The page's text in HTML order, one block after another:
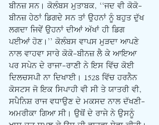
ਬੀਨਜ਼ ਸਨ। ਕੋਲੰਬਸ ਮੁਤਾਬਕ, ‘‘ਜਦ ਵੀ ਕੋਕੋ-
ਬੀਨਜ਼ ਹੇਠਾਂ ਡਿਗਦੇ ਸਨ ਤਾਂ ਉਹਨਾਂ ਨੂੰ ਬਹੁਤ ਦੁੱਖ
ਲਗਦਾ ਜਿਵੇਂ ਉਹਨਾਂ ਦੀਆਂ ਅੱਖਾਂ ਹੀ ਡਿਗ
ਪਈਆਂ ਹੋਣ।’’ ਕੋਲੰਬਸ ਵਾਪਸ ਮੁੜਦਾ ਆਪਣੇ
ਨਾਲ ਵਾਹਵਾ ਸਾਰੇ ਕੋਕੋ-ਬੀਨਜ਼ ਲੈ ਕੇ ਆਇਆ
ਪਰ ਸਪੇਨ ਦੇ ਰਾਜਾ-ਰਾਣੀ ਨੇ ਇਸ ਵਿੱਚ ਕੋਈ
ਦਿਲਚਸਪੀ ਨਾ ਦਿਖਾਈ। 1528 ਵਿੱਚ ਹਰਨੈਨ
ਕੋਸਟਸ ਜੋ ਇਕ ਸਿਪਾਹੀ ਵੀ ਸੀ ਤੇ ਯਾਤਰੀ ਵੀ,
ਸਪੈਨਿਸ਼ ਰਾਜ ਵਧਾਉਣ ਦੇ ਮਕਸਦ ਨਾਲ ਦੱਖਣੀ-
ਅਮਰੀਕਾ ਗਿਆ ਸੀ। ਉਥੋਂ ਦੇ ਰਾਜੇ ਨੇ ਉਸਨੂੰ